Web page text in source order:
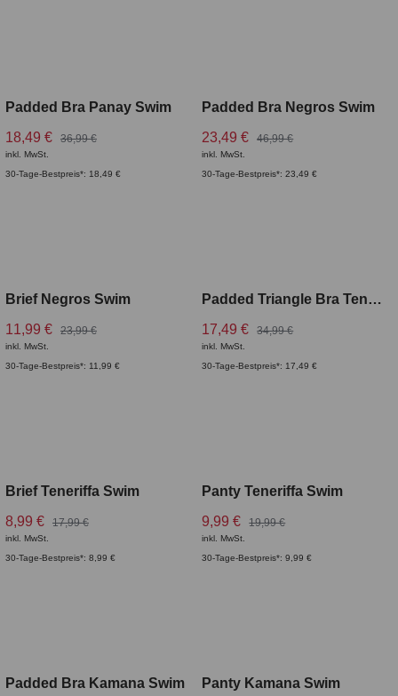
Padded Bra Panay Swim
18,49 €
36,99 €
inkl. MwSt.
30-Tage-Bestpreis*: 18,49 €
Padded Bra Negros Swim
23,49 €
46,99 €
inkl. MwSt.
30-Tage-Bestpreis*: 23,49 €
Brief Negros Swim
11,99 €
23,99 €
inkl. MwSt.
30-Tage-Bestpreis*: 11,99 €
Padded Triangle Bra Teneriffa Swim
17,49 €
34,99 €
inkl. MwSt.
30-Tage-Bestpreis*: 17,49 €
Brief Teneriffa Swim
8,99 €
17,99 €
inkl. MwSt.
30-Tage-Bestpreis*: 8,99 €
Panty Teneriffa Swim
9,99 €
19,99 €
inkl. MwSt.
30-Tage-Bestpreis*: 9,99 €
Padded Bra Kamana Swim
Panty Kamana Swim